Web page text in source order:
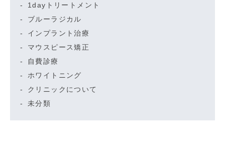
1dayトリートメント
ブルーラジカル
インプラント治療
マウスピース矯正
自費診療
ホワイトニング
クリニックについて
未分類